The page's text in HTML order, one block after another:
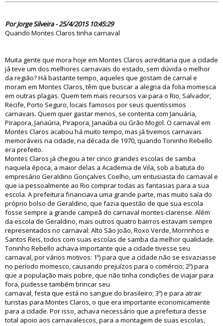
Por Jorge Silveira - 25/4/2015 10:45:29
Quando Montes Claros tinha carnaval
Muita gente que mora hoje em Montes Claros acreditaria que a cidade
já teve um dos melhores carnavais do estado, sem dúvida o melhor
da região? Há bastante tempo, aqueles que gostam de carnal e
moram em Montes Claros, têm que buscar a alegria da folia momesca
em outras plagas. Quem tem mais recursos vai para o Rio, Salvador,
Recife, Porto Seguro, locais famosos por seus quentíssimos
carnavais. Quem quer gastar menos, se contenta com Januária,
Pirapora, Janaúria, Pirapora, Janaúba ou Grão Mogol. O carnaval em
Montes Claros acabou há muito tempo, mas já tivemos carnavais
memoráveis na cidade, na década de 1970, quando Toninho Rebello
era prefeito.
Montes Claros já chegou a ter cinco grandes escolas de samba
naquela época, a maior delas a Academia de Vila, sob a batuta do
empresário Geraldino Gonçalves Coelho, um entusiasta do carnaval e
que ia pessoalmente ao Rio comprar todas as fantasias para a sua
escola. A prefeitura financiava uma grande parte, mas muito saía do
próprio bolso de Geraldino, que fazia questão de que sua escola
fosse sempre a grande campeã do carnaval montes-clarense. Além
da escola de Geraldino, mais outros quatro bairros estavam sempre
representados no carnaval: Alto São João, Roxo Verde, Morrinhos e
Santos Reis, todos com suas escolas de samba da melhor qualidade.
Toninho Rebello achava importante que a cidade tivesse seu
carnaval, por vários motivos: 1º) para que a cidade não se esvaziasse
no período momesco, causando prejuízos para o comércio; 2º) para
que a população mais pobre, que não tinha condições de viajar para
fora, pudesse também brincar seu
carnaval, festa que está no sangue do brasileiro; 3º) e para atrair
turistas para Montes Claros, o que era importante economicamente
para a cidade. Por isso, achava necessário que a prefeitura desse
total apoio aos carnavalescos, para a montagem de suas escolas,